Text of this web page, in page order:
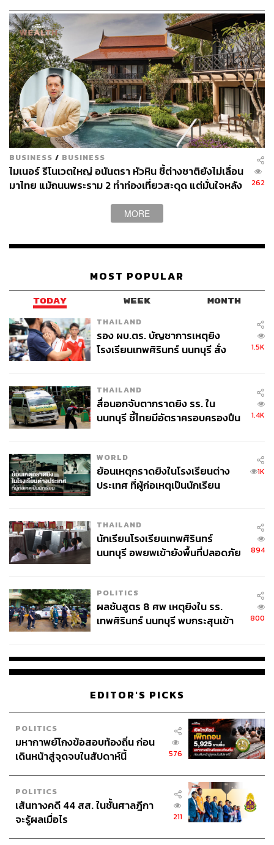
ฟรี
BUSINESS / BUSINESS
ไมเนอร์ รีโนเวตใหญ่ อนันตรา หัวหิน ชี้ต่างชาติยังไม่เลื่อน
มาไทย แม้ถนนพระราม 2 ทำท่องเที่ยวสะดุด แต่มั่นใจหลัง
262
MORE
MOST POPULAR
TODAY WEEK MONTH
THAILAND
รอง ผบ.ตร. บัญชาการเหตุยิง
โรงเรียนเทพศิรินทร์ นนทบุรี สั่ง
1.5K
THAILAND
สื่อนอกจับตากราดยิง รร. ใน
นนทบุรี ชี้ไทยมีอัตราครอบครองปืน
1.4K
WORLD
ย้อนเหตุกราดยิงในโรงเรียนต่าง
ประเทศ ที่ผู้ก่อเหตุเป็นนักเรียน
1K
THAILAND
นักเรียนโรงเรียนเทพศิรินทร์
นนทบุรี อพยพเข้ายังพื้นที่ปลอดภัย
894
POLITICS
ผลชันสูตร 8 ศพ เหตุยิงใน รร.
เทพศิรินทร์ นนทบุรี พบกระสุนเข้า
800
EDITOR'S PICKS
POLITICS
มหากาพย์โกงข้อสอบท้องถิ่น ก่อน
เดินหน้าสู่จุดจบในสัปดาห์นี้
576
POLITICS
เส้นทางคดี 44 สส. ในชั้นศาลฎีกา
จะรู้ผลเมื่อไร
211